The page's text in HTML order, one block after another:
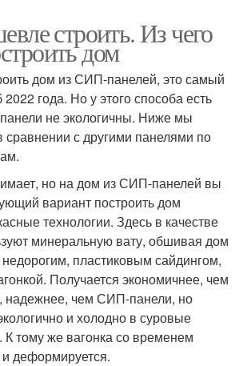
строить. Из чего
дом
дом из СИП-панелей, это самый
года. Но у этого способа есть
не экологичны. Ниже мы
с другими панелями по
но на дом из СИП-панелей вы
вариант построить дом
технологии. Здесь в качестве
минеральную вату, обшивая дом
пластиковым сайдингом,
Получается экономичнее, чем
надежнее, чем СИП-панели, но
и холодно в суровые
тому же вагонка со временем
и деформируется.